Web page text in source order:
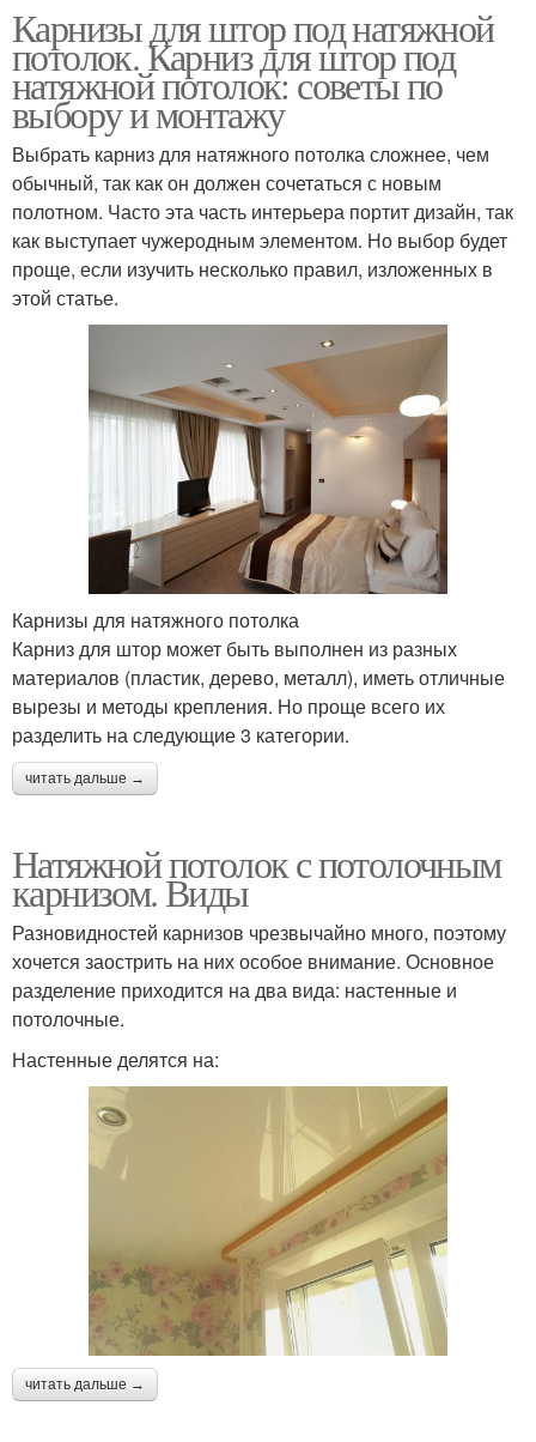
Карнизы для штор под натяжной
потолок. Карниз для штор под
натяжной потолок: советы по
выбору и монтажу
Выбрать карниз для натяжного потолка сложнее, чем
обычный, так как он должен сочетаться с новым
полотном. Часто эта часть интерьера портит дизайн, так
как выступает чужеродным элементом. Но выбор будет
проще, если изучить несколько правил, изложенных в
этой статье.
Карнизы для натяжного потолка
Карниз для штор может быть выполнен из разных
материалов (пластик, дерево, металл), иметь отличные
вырезы и методы крепления. Но проще всего их
разделить на следующие 3 категории.
читать дальше →
Натяжной потолок с потолочным
карнизом. Виды
Разновидностей карнизов чрезвычайно много, поэтому
хочется заострить на них особое внимание. Основное
разделение приходится на два вида: настенные и
потолочные.
Настенные делятся на:
читать дальше →